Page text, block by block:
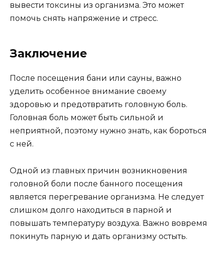
вывести токсины из организма. Это может
помочь снять напряжение и стресс.
Заключение
После посещения бани или сауны, важно
уделить особенное внимание своему
здоровью и предотвратить головную боль.
Головная боль может быть сильной и
неприятной, поэтому нужно знать, как бороться
с ней.
Одной из главных причин возникновения
головной боли после банного посещения
является перегревание организма. Не следует
слишком долго находиться в парной и
повышать температуру воздуха. Важно вовремя
покинуть парную и дать организму остыть.